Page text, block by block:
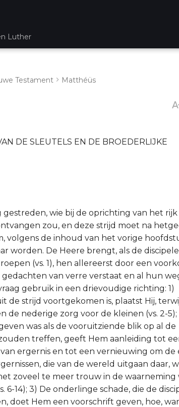
Luther
Testament Matthéüs
DE SLEUTELS EN DE BROEDERLIJKE
wie bij de oprichting van het rijk
zou, en deze strijd moet na
volgens de inhoud van het vorige
worden. De Heere brengt, als de
(vs. 1), hen allereerst door een
van verre verstaat en al hun
gebruik in een drievoudige richting: 1)
de strijd voortgekomen is, plaatst Hij,
de nederige zorg voor de kleinen (vs. 2-5);
was als de vooruitziende blik op al de
treffen, geeft Hem aanleiding tot
ergernis en tot een vernieuwing om de
die van de wereld uitgaan daar,
zoveel te meer trouw in de waarneming
6-14); 3) De onderlinge schade, die de
doet Hem een voorschrift geven, hoe,